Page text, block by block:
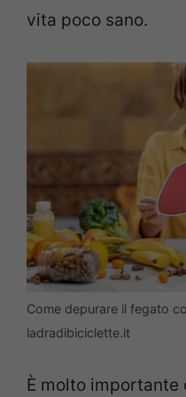
vita poco sano.
Come depurare il fegato
ladradibiciclette.it
È molto importante